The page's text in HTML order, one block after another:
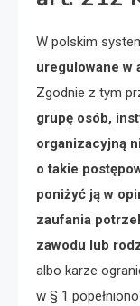
W polskim
uregulowane w
Zgodnie z tym
grupę osób,
organizacyjną
o takie
poniżyć ją w
zaufania
zawodu lub
albo karze
w § 1 popełniono